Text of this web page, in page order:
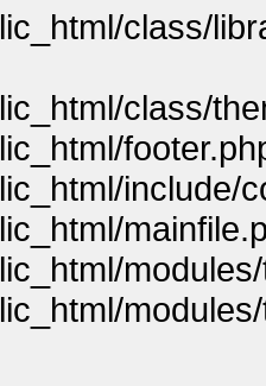
class/
class/
include/